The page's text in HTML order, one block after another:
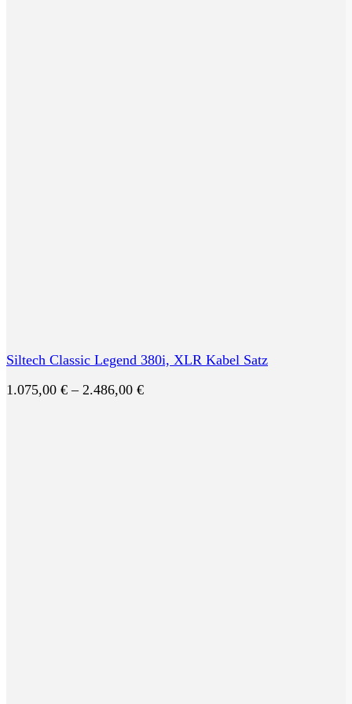
Siltech Classic Legend 380i, XLR Kabel Satz
1.075,00 € – 2.486,00 €Preisspanne: